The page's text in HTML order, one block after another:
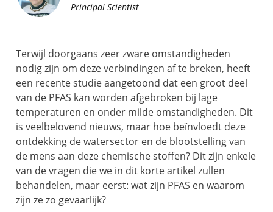
Principal Scientist
Terwijl doorgaans zeer zware omstandigheden
nodig zijn om deze verbindingen af te breken, heeft
een recente studie aangetoond dat een groot deel
van de PFAS kan worden afgebroken bij lage
temperaturen en onder milde omstandigheden. Dit
is veelbelovend nieuws, maar hoe beïnvloedt deze
ontdekking de watersector en de blootstelling van
de mens aan deze chemische stoffen? Dit zijn enkele
van de vragen die we in dit korte artikel zullen
behandelen, maar eerst: wat zijn PFAS en waarom
zijn ze zo gevaarlijk?